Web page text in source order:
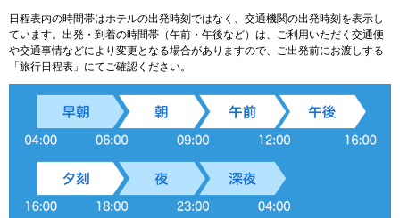
日程表内の時間帯はホテルの出発時刻ではなく、交通機関の出発時刻を表示し
ています。出発・到着の時間帯（午前・午後など）は、ご利用いただく交通便
や交通事情などにより変更となる場合がありますので、ご出発前にお渡しする
「旅行日程表」にてご確認ください。